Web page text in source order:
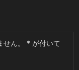
ん。 * が付いて